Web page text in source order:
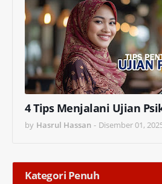
4 Tips Menjalani Ujian
by Hasrul Hassan - Disember 01,
Kategori Penuh